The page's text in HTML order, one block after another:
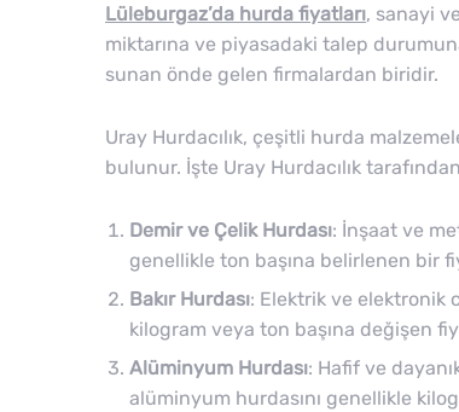
Lüleburgaz’da hurda fiyatları, sanayi
miktarına ve piyasadaki talep
sunan önde gelen firmalardan biridir.
Uray Hurdacılık, çeşitli hurda
bulunur. İşte Uray Hurdacılık
Demir ve Çelik Hurdası: İnşaat ve
genellikle ton başına belirlenen bir
Bakır Hurdası: Elektrik ve elektronik
kilogram veya ton başına değişen
Alüminyum Hurdası: Hafif ve
alüminyum hurdasını genellikle